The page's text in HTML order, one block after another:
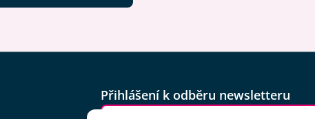
Přihlášení k odběru newsletteru